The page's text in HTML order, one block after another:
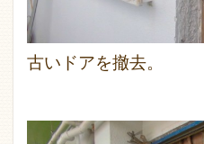
古いドアを撤去。